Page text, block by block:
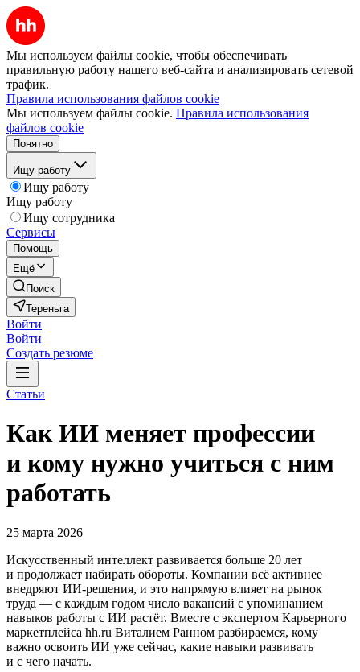
Мы используем файлы cookie, чтобы обеспечивать
правильную работу нашего веб-сайта и анализировать сетевой
трафик.
Правила использования файлов cookie
Мы используем файлы cookie. Правила использования
файлов cookie
Понятно
Ищу работу
Ищу работу
Ищу работу
Ищу сотрудника
Сервисы
Помощь
Ещё
Поиск
Тереньга
Войти
Войти
Создать резюме
Статьи
Как ИИ меняет профессии
и кому нужно учиться с ним
работать
25 марта 2026
Искусственный интеллект развивается больше 20 лет
и продолжает набирать обороты. Компании всё активнее
внедряют ИИ‑решения, и это напрямую влияет на рынок
труда — с каждым годом число вакансий с упоминанием
навыков работы с ИИ растёт. Вместе с экспертом Карьерного
маркетплейса hh.ru Виталием Ранном разбираемся, кому
важно освоить ИИ уже сейчас, какие навыки развивать
и с чего начать.